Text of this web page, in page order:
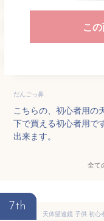
こ
だんごっ鼻
こちらの、初心者用の
下で買える初心者用で
出来ます。
全て
7th